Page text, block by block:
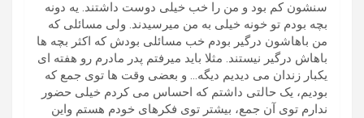
سنشون کم بود و من را خب خیلی دوست داشتند. یه دونه
بچه بودم تو خونه خیلی به من میرسیدند. ولی مسائلی که
من باهاشون درگیر بودم خب مسائلی بودش که اکثر بچه ها
باهاش درگیر نیستند. مثلا باید میرفتم پدر مادرم رو هفته ای
یکبار زندان می دیدیم دیگه… و بعضی وقت ها توی جمع که
بودیم، یک حالتی داشتم که احساس می کردم خیلی حضور
ندارم توی آن جمع، بیشتر توی فکرهای خودم هستم واین